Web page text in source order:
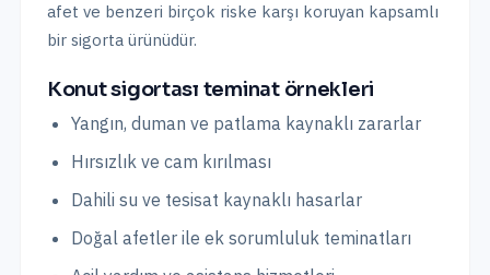
afet ve benzeri birçok riske karşı koruyan kapsamlı
bir sigorta ürünüdür.
Konut sigortası teminat örnekleri
Yangın, duman ve patlama kaynaklı zararlar
Hırsızlık ve cam kırılması
Dahili su ve tesisat kaynaklı hasarlar
Doğal afetler ile ek sorumluluk teminatları